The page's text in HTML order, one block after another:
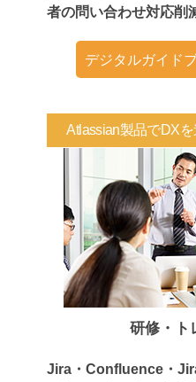
者の問い合わせ対応削
デジタルガイド
Atlassian製品でDX
研修・ト
Jira・Confluence・